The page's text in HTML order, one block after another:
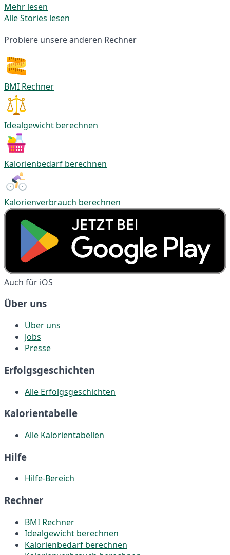
Mehr lesen
Alle Stories lesen
Probiere unsere anderen Rechner
BMI Rechner
Idealgewicht berechnen
Kalorienbedarf berechnen
Kalorienverbrauch berechnen
Auch für iOS
Über uns
Über uns
Jobs
Presse
Erfolgsgeschichten
Alle Erfolgsgeschichten
Kalorientabelle
Alle Kalorientabellen
Hilfe
Hilfe-Bereich
Rechner
BMI Rechner
Idealgewicht berechnen
Kalorienbedarf berechnen